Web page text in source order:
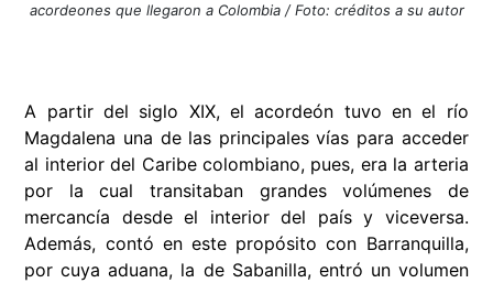
acordeones que llegaron a Colombia / Foto: créditos a su autor
A partir del siglo XIX, el acordeón tuvo en el río
Magdalena una de las principales vías para acceder
al interior del Caribe colombiano, pues, era la arteria
por la cual transitaban grandes volúmenes de
mercancía desde el interior del país y viceversa.
Además, contó en este propósito con Barranquilla,
por cuya aduana, la de Sabanilla, entró un volumen